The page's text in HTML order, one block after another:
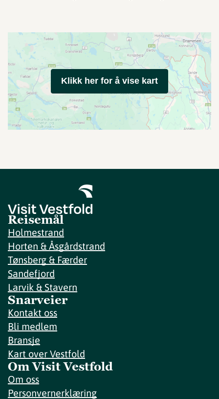
Klikk her for å vise kart
Reisemål
Holmestrand
Horten & Åsgårdstrand
Tønsberg & Færder
Sandefjord
Larvik & Stavern
Snarveier
Kontakt oss
Bli medlem
Bransje
Kart over Vestfold
Om Visit Vestfold
Om oss
Personvernerklæring